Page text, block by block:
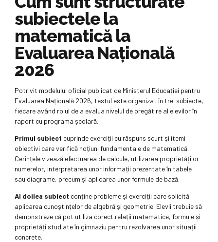
subiectele la
matematică la
Evaluarea Națională
2026
Potrivit modelului oficial publicat de Ministerul Educației pentru
Evaluarea Națională 2026, testul este organizat în trei subiecte,
fiecare având rolul de a evalua nivelul de pregătire al elevilor în
raport cu programa școlară.
Primul subiect cuprinde exerciții cu răspuns scurt și itemi
obiectivi care verifică noțiuni fundamentale de matematică.
Cerințele vizează efectuarea de calcule, utilizarea proprietăților
numerelor, interpretarea unor informații prezentate în tabele
sau diagrame, precum și aplicarea unor formule de bază.
Al doilea subiect conține probleme și exerciții care solicită
aplicarea cunoștințelor de algebră și geometrie. Elevii trebuie să
demonstreze că pot utiliza corect relații matematice, formule și
proprietăți studiate în gimnaziu pentru rezolvarea unor situații
concrete.